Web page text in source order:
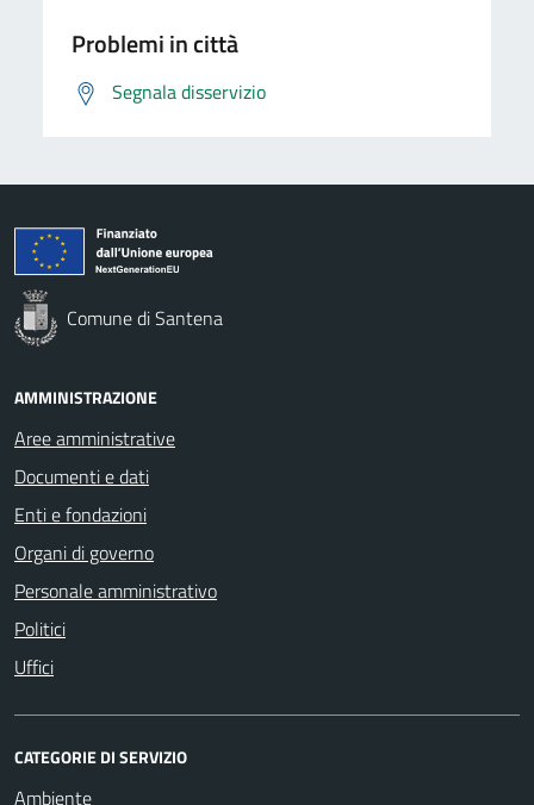
Problemi in città
Segnala disservizio
Comune di Santena
AMMINISTRAZIONE
Aree amministrative
Documenti e dati
Enti e fondazioni
Organi di governo
Personale amministrativo
Politici
Uffici
CATEGORIE DI SERVIZIO
Ambiente